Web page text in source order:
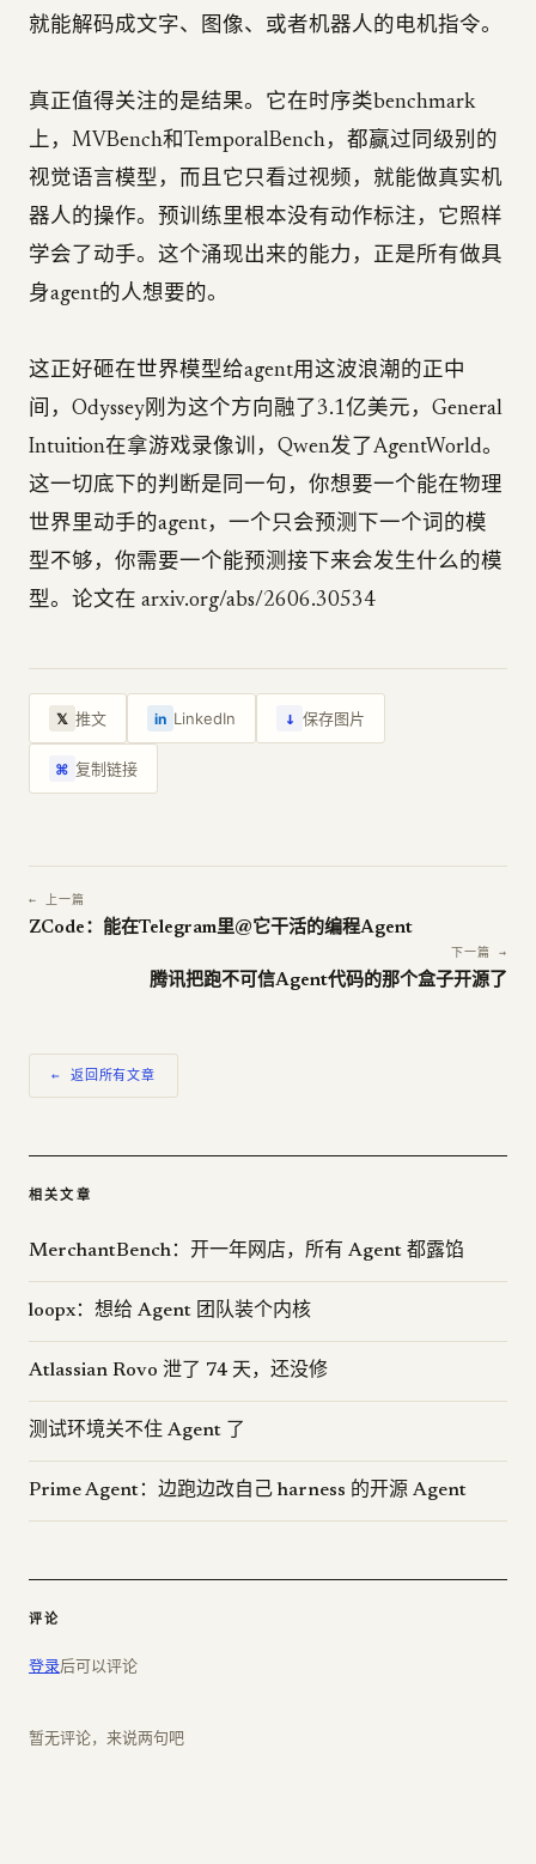
就能解码成文字、图像、或者机器人的电机指令。
真正值得关注的是结果。它在时序类benchmark
上，MVBench和TemporalBench，都赢过同级别的
视觉语言模型，而且它只看过视频，就能做真实机
器人的操作。预训练里根本没有动作标注，它照样
学会了动手。这个涌现出来的能力，正是所有做具
身agent的人想要的。
这正好砸在世界模型给agent用这波浪潮的正中
间，Odyssey刚为这个方向融了3.1亿美元，General
Intuition在拿游戏录像训，Qwen发了AgentWorld。
这一切底下的判断是同一句，你想要一个能在物理
世界里动手的agent，一个只会预测下一个词的模
型不够，你需要一个能预测接下来会发生什么的模
型。论文在 arxiv.org/abs/2606.30534
𝕏 推文 in LinkedIn ↓ 保存图片
⌘ 复制链接
← 上一篇
ZCode：能在Telegram里@它干活的编程Agent
下一篇 →
腾讯把跑不可信Agent代码的那个盒子开源了
← 返回所有文章
相关文章
MerchantBench：开一年网店，所有 Agent 都露馅
loopx：想给 Agent 团队装个内核
Atlassian Rovo 泄了 74 天，还没修
测试环境关不住 Agent 了
Prime Agent：边跑边改自己 harness 的开源 Agent
评论
登录后可以评论
暂无评论，来说两句吧